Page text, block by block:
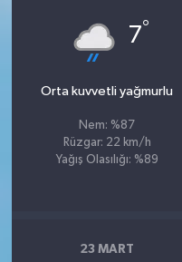
7°
Orta kuvvetli yağmurlu
Nem: %87
Rüzgar: 22 km/h
Yağış Olasılığı: %89
23 MART